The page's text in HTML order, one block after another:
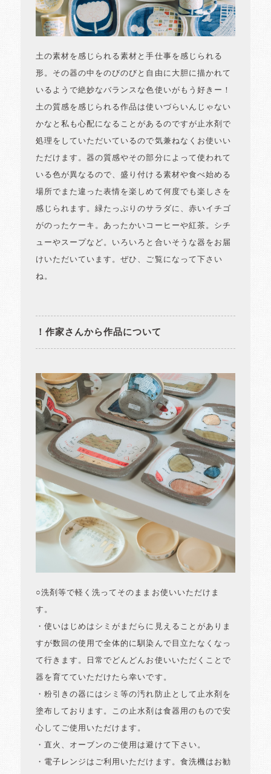
土の素材を感じられる素材と手仕事を感じられる
形。その器の中をのびのびと自由に大胆に描かれて
いるようで絶妙なバランスな色使いがもう好きー！
土の質感を感じられる作品は使いづらいんじゃない
かなと私も心配になることがあるのですが止水剤で
処理をしていただいているので気兼ねなくお使いい
ただけます。器の質感やその部分によって使われて
いる色が異なるので、盛り付ける素材や食べ始める
場所でまた違った表情を楽しめて何度でも楽しさを
感じられます。緑たっぷりのサラダに、赤いイチゴ
がのったケーキ。あったかいコーヒーや紅茶。シチ
ューやスープなど。いろいろと合いそうな器をお届
けいただいています。ぜひ、ご覧になって下さい
ね。
！作家さんから作品について
○洗剤等で軽く洗ってそのままお使いいただけま
す。
・使いはじめはシミがまだらに見えることがありま
すが数回の使用で全体的に馴染んで目立たなくなっ
て行きます。日常でどんどんお使いいただくことで
器を育てていただけたら幸いです。
・粉引きの器にはシミ等の汚れ防止として止水剤を
塗布しております。この止水剤は食器用のもので安
心してご使用いただけます。
・直火、オーブンのご使用は避けて下さい。
・電子レンジはご利用いただけます。食洗機はお勧